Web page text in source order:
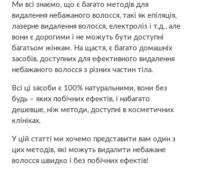
Ми всі знаємо, що є багато методів для
видалення небажаного волосся, такі як епіляція,
лазерне видалення волосся, електроліз і т.д., але
вони є дорогими і не можуть бути доступні
багатьом жінкам. На щастя, є багато домашніх
засобів, доступних для ефективного видалення
небажаного волосся з різних частин тіла.
Всі ці засоби є 100% натуральними, вони без
будь – яких побічних ефектів, і набагато
дешевше, ніж методи, доступні в косметичних
клініках.
У цій статті ми хочемо представити вам один з
цих методів, які можуть видалити небажане
волосся швидко і без побічних ефектів!